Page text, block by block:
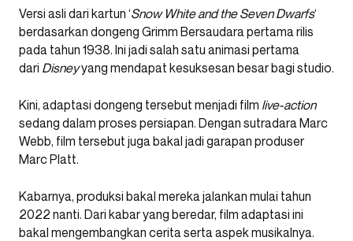
Versi asli dari kartun ‘Snow White and the Seven Dwarfs‘
berdasarkan dongeng Grimm Bersaudara pertama rilis
pada tahun 1938. Ini jadi salah satu animasi pertama
dari Disneyyang mendapat kesuksesan besar bagi studio.
Kini, adaptasi dongeng tersebut menjadi film live-action
sedang dalam proses persiapan. Dengan sutradara Marc
Webb, film tersebut juga bakal jadi garapan produser
Marc Platt.
Kabarnya, produksi bakal mereka jalankan mulai tahun
2022 nanti. Dari kabar yang beredar, film adaptasi ini
bakal mengembangkan cerita serta aspek musikalnya.